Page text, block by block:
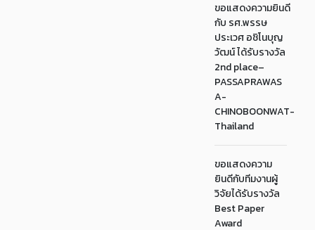
ขอแสดงความยินดี
กับ รศ.พรรษ
ประเวศ อชิโนบุญ
วัฒน์ ได้รับรางวัล
2nd place–
PASSAPRAWAS
A-
CHINOBOONWAT-
Thailand
ขอแสดงความ
ยินดีกับทีมงานผู้
วิจัยได้รับรางวัล
Best Paper
Award